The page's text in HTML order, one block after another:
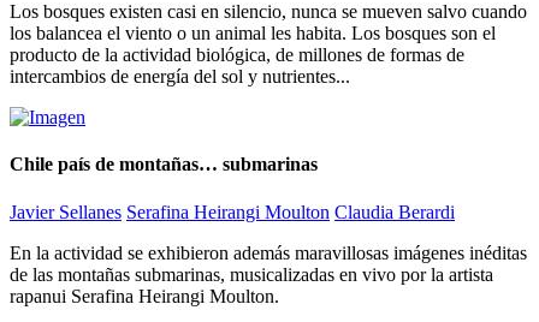
Los bosques existen casi en silencio, nunca se mueven salvo cuando
los balancea el viento o un animal les habita. Los bosques son el
producto de la actividad biológica, de millones de formas de
intercambios de energía del sol y nutrientes...
Chile país de montañas… submarinas
Javier Sellanes Serafina Heirangi Moulton Claudia Berardi
En la actividad se exhibieron además maravillosas imágenes inéditas
de las montañas submarinas, musicalizadas en vivo por la artista
rapanui Serafina Heirangi Moulton.